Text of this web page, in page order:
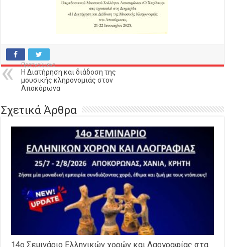
Προηγούμενο
Η Διατήρηση και διάδοση της
μουσικής κληρονομιάς στον
Αποκόρωνα
Σχετικά Άρθρα
14o Σεμινάριο Ελληνικών χορών και Λαογραφίας στα